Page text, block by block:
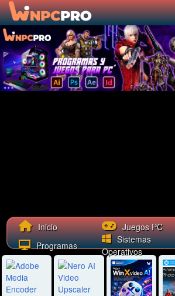
Inicio Juegos PC
Programas
Sistemas
Operativos